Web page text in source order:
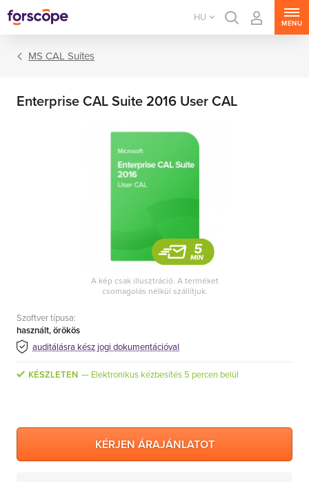
HU
MENU
MS Exchange Server
MS SharePoint Server
MS Skype for Business Server
MS System Center
Server CALs
MS CAL Suites
Enterprise CAL Suite 2016 User CAL
A kép csak illusztráció. A terméket
csomagolás nélkül szállítjuk.
Szoftver típusa:
használt, örökös
auditálásra kész jogi dokumentációval
KÉSZLETEN Elektronikus kézbesítés 5 percen belül
KÉRJEN ÁRAJÁNLATOT